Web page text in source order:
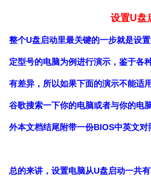
设置U盘
整个U盘启动里最关键的一步就是设
定型号的电脑为例进行演示，鉴于各
有差异，所以如果下面的演示不能适
谷歌搜索一下你的电脑或者与你的电
外本文档结尾附带一份BIOS中英文对
总的来讲，设置电脑从U盘启动一共